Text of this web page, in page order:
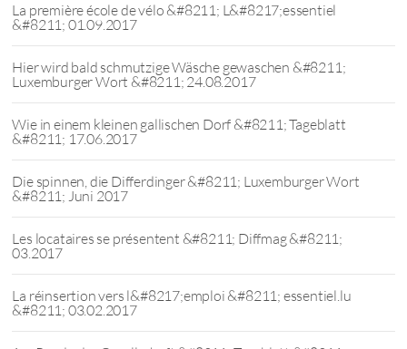
La première école de vélo &#8211; L&#8217;essentiel
&#8211; 01.09.2017
Hier wird bald schmutzige Wäsche gewaschen &#8211;
Luxemburger Wort &#8211; 24.08.2017
Wie in einem kleinen gallischen Dorf &#8211; Tageblatt
&#8211; 17.06.2017
Die spinnen, die Differdinger &#8211; Luxemburger Wort
&#8211; Juni 2017
Les locataires se présentent &#8211; Diffmag &#8211;
03.2017
La réinsertion vers l&#8217;emploi &#8211; essentiel.lu
&#8211; 03.02.2017